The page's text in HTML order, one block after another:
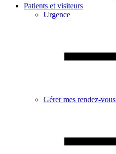
Patients et visiteurs
Urgence
Gérer mes rendez-vous